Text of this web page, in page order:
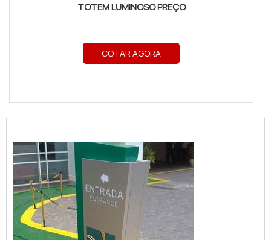
TOTEM LUMINOSO PREÇO
COTAR AGORA